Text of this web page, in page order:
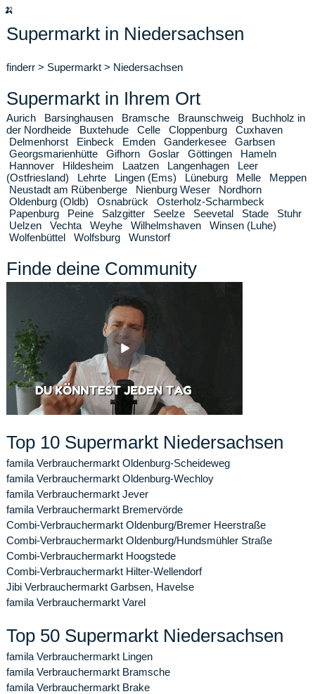
🍌
Supermarkt in Niedersachsen
finderr > Supermarkt > Niedersachsen
Supermarkt in Ihrem Ort
Aurich Barsinghausen Bramsche Braunschweig
Buchholz in
der Nordheide
Buxtehude Celle Cloppenburg
Cuxhaven
Delmenhorst
Einbeck Emden Ganderkesee
Garbsen
Georgsmarienhütte
Gifhorn Goslar Göttingen
Hameln
Hannover
Hildesheim Laatzen Langenhagen
Leer
(Ostfriesland)
Lehrte Lingen (Ems) Lüneburg Melle
Meppen
Neustadt am Rübenberge
Nienburg Weser
Nordhorn
Oldenburg (Oldb)
Osnabrück
Osterholz-Scharmbeck
Papenburg
Peine Salzgitter Seelze Seevetal Stade
Stuhr
Uelzen
Vechta Weyhe Wilhelmshaven
Winsen (Luhe)
Wolfenbüttel
Wolfsburg Wunstorf
Finde deine Community
Top 10 Supermarkt Niedersachsen
famila Verbrauchermarkt Oldenburg-Scheideweg
famila Verbrauchermarkt Oldenburg-Wechloy
famila Verbrauchermarkt Jever
famila Verbrauchermarkt Bremervörde
Combi-Verbrauchermarkt Oldenburg/Bremer Heerstraße
Combi-Verbrauchermarkt Oldenburg/Hundsmühler Straße
Combi-Verbrauchermarkt Hoogstede
Combi-Verbrauchermarkt Hilter-Wellendorf
Jibi Verbrauchermarkt Garbsen, Havelse
famila Verbrauchermarkt Varel
Top 50 Supermarkt Niedersachsen
famila Verbrauchermarkt Lingen
famila Verbrauchermarkt Bramsche
famila Verbrauchermarkt Brake